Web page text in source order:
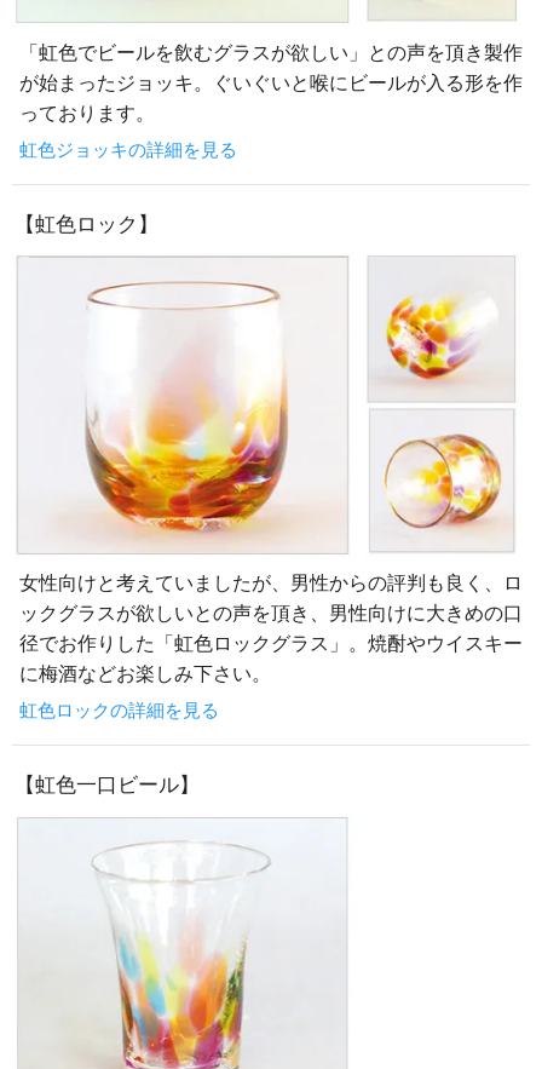
「虹色でビールを飲むグラスが欲しい」との声を頂き製作
が始まったジョッキ。ぐいぐいと喉にビールが入る形を作
っております。
虹色ジョッキの詳細を見る
【虹色ロック】
女性向けと考えていましたが、男性からの評判も良く、ロ
ックグラスが欲しいとの声を頂き、男性向けに大きめの口
径でお作りした「虹色ロックグラス」。焼酎やウイスキー
に梅酒などお楽しみ下さい。
虹色ロックの詳細を見る
【虹色一口ビール】